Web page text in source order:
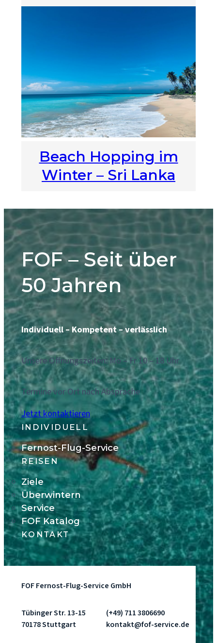
Beach Hopping im
Winter – Sri Lanka
FOF – Seit über
50 Jahren
Individuell – Kompetent – verlässlich
Unsere Offnungszeiten: Mo – Fr 10 – 18 Uhr
Termine vor Ort nach Absprache
Jetzt kontaktieren
INDIVIDUELL
Fernost-Flug-Service
REISEN
Ziele
Überwintern
Service
FOF Katalog
KONTAKT
FOF Fernost-Flug-Service GmbH
Tübinger Str. 13-15
70178 Stuttgart
(+49) 711 3806690
kontakt@fof-service.de